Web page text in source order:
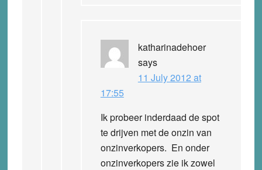
katharinadehoer
says
11 July 2012 at
17:55
Ik probeer inderdaad de spot
te drijven met de onzin van
onzinverkopers. En onder
onzinverkopers zie ik zowel